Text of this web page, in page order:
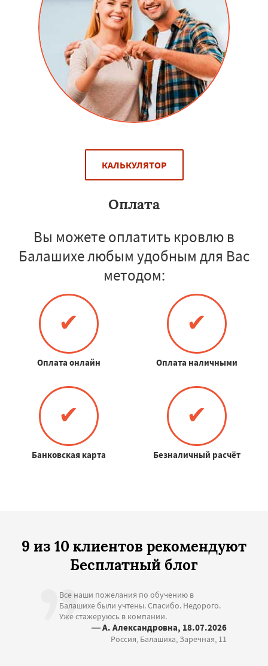
КАЛЬКУЛЯТОР
Оплата
Вы можете оплатить кровлю в
Балашихе любым удобным для Вас
методом:
✔
Оплата онлайн
✔
Оплата наличными
✔
Банковская карта
✔
Безналичный расчёт
9 из 10 клиентов рекомендуют
Бесплатный блог
Все наши пожелания по обучению в
Балашихе были учтены. Спасибо. Недорого.
Уже стажеруюсь в компании.
— А. Александровна, 18.07.2026
Россия, Балашиха, Заречная, 11